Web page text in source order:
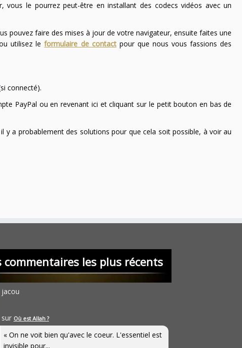
le pourrez peut-être en installant des codecs vidéos avec un
pouvez faire des mises à jour de votre navigateur, ensuite faites une
utilisez leformulaire de contactpour que nous vous fassions des
connecté).
PayPal ou en revenant ici et cliquant sur le petit bouton en bas de
y a probablement des solutions pour que cela soit possible, à voir au
commentaires les plus récents
jacou
sur Où est Allah ?
« On ne voit bien qu'avec le coeur. L'essentiel est
invisible pour...